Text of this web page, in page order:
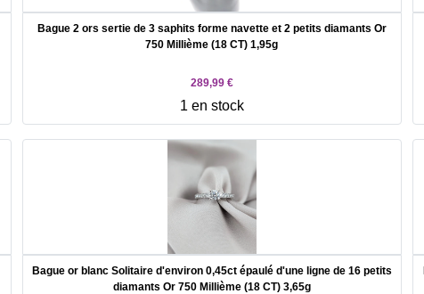
Bague 2 ors sertie de 3 saphits forme navette et 2 petits diamants Or
750 Millième (18 CT) 1,95g
289,99 €
1 en stock
Bague or blanc Solitaire d'environ 0,45ct épaulé d'une ligne de 16 petits
diamants Or 750 Millième (18 CT) 3,65g